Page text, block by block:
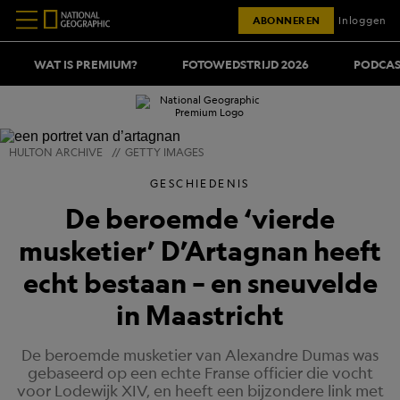
WAT IS PREMIUM? FOTOWEDSTRIJD 2026
ABONNEREN Inloggen
HULTON ARCHIVE // GETTY IMAGES
GESCHIEDENIS
De beroemde ‘vierde
musketier’ D’Artagnan heeft
echt bestaan – en sneuvelde
in Maastricht
De beroemde musketier van Alexandre Dumas was
gebaseerd op een echte Franse officier die vocht
voor Lodewijk XIV, en heeft een bijzondere link met